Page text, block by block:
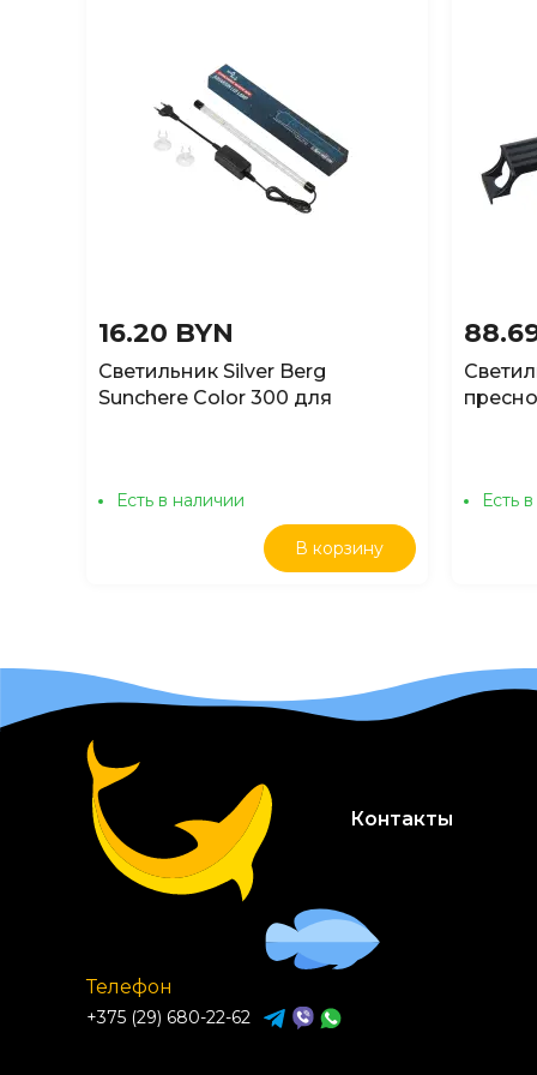
16.20 BYN
Светильник Silver Berg
Sunchere Color 300 для
Есть в наличии
В корзину
Есть
Контакты
Телефон
+375 (29) 680-22-62